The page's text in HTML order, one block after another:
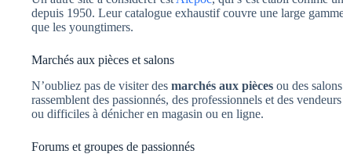
depuis 1950. Leur catalogue exhaustif couvre une large
que les youngtimers.
Marchés aux pièces et salons
N’oubliez pas de visiter des marchés aux pièces ou des
rassemblent des passionnés, des professionnels et des
ou difficiles à dénicher en magasin ou en ligne.
Forums et groupes de passionnés